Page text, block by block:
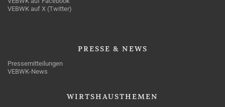
VEBWK auf X (Twitter)
PRESSE & NEWS
Pressemitteilungen
VEBWK-News
WIRTSHAUSTHEMEN